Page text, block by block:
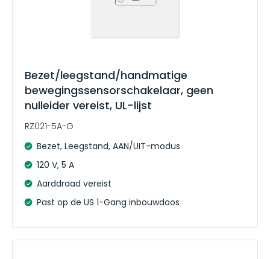
Bezet/leegstand/handmatige
bewegingssensorschakelaar, geen
nulleider vereist, UL-lijst
RZ021-5A-G
Bezet, Leegstand, AAN/UIT-modus
120 V, 5 A
Aarddraad vereist
Past op de US 1-Gang inbouwdoos